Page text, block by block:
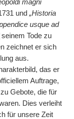
magni
und „Historia
usque ad
seinem Tode zu
zeichnet er sich
aus.
das er
Auftrage,
Gebote, die für
Dies verleiht
für unsere Zeit